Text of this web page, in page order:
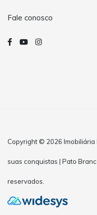
Fale conosco
Copyright © 2026 Imobiliária
suas conquistas | Pato
reservados.